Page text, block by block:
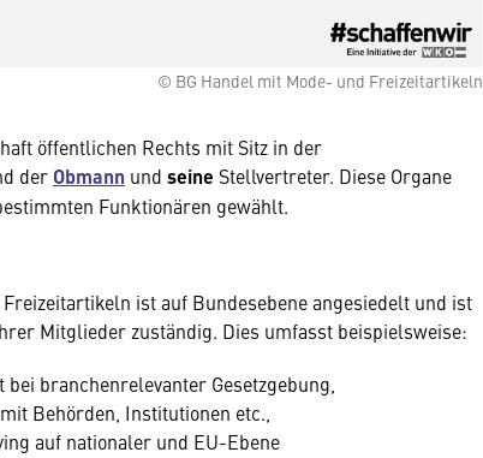
© BG Handel mit Mode- und Freizeitartikeln
öffentlichen Rechts mit Sitz in der
der Obmann und seine Stellvertreter. Diese Organe
Funktionären gewählt.
ist auf Bundesebene angesiedelt und ist
Mitglieder zuständig. Dies umfasst beispielsweise:
branchenrelevanter Gesetzgebung,
Behörden, Institutionen etc.,
auf nationaler und EU-Ebene